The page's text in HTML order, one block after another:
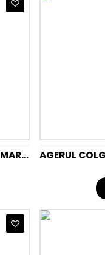
AGERUL COLGADOR BOLAS BRISA FRESCA MARINA (2X50GR) DUO PACK